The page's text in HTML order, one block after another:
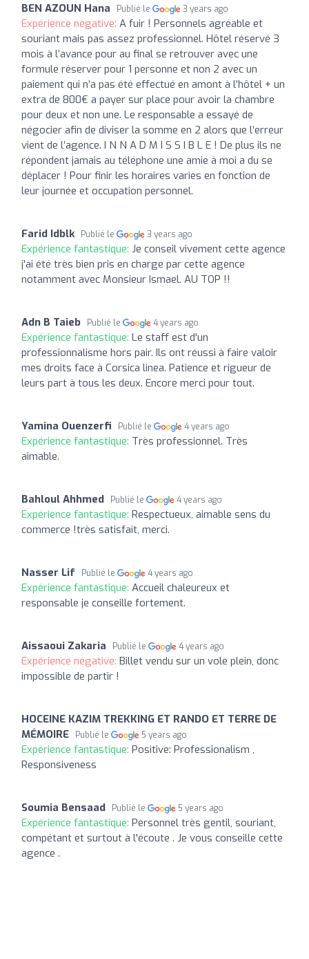
BEN AZOUN Hana Publié le 3 years ago
Expérience négative: A fuir ! Personnels agréable et
souriant mais pas assez professionnel. Hôtel réservé 3
mois à l’avance pour au final se retrouver avec une
formule réserver pour 1 personne et non 2 avec un
paiement qui n’a pas été effectué en amont à l’hôtel + un
extra de 800€ a payer sur place pour avoir la chambre
pour deux et non une. Le responsable a essayé de
négocier afin de diviser la somme en 2 alors que l’erreur
vient de l’agence. I N N A D M I S S I B L E ! De plus ils ne
répondent jamais au téléphone une amie à moi a du se
déplacer ! Pour finir les horaires varies en fonction de
leur journée et occupation personnel.
Farid Idblk Publié le 3 years ago
Expérience fantastique: Je conseil vivement cette agence
j'ai été très bien pris en charge par cette agence
notamment avec Monsieur Ismael. AU TOP !!
Adn B Taieb Publié le 4 years ago
Expérience fantastique: Le staff est d'un
professionnalisme hors pair. Ils ont réussi à faire valoir
mes droits face à Corsica linea. Patience et rigueur de
leurs part à tous les deux. Encore merci pour tout.
Yamina Ouenzerfi Publié le 4 years ago
Expérience fantastique: Très professionnel. Très
aimable.
Bahloul Ahhmed Publié le 4 years ago
Expérience fantastique: Respectueux, aimable sens du
commerce !très satisfait, merci.
Nasser Lif Publié le 4 years ago
Expérience fantastique: Accueil chaleureux et
responsable je conseille fortement.
Aissaoui Zakaria Publié le 4 years ago
Expérience négative: Billet vendu sur un vole plein, donc
impossible de partir !
HOCEINE KAZIM TREKKING ET RANDO ET TERRE DE
MÉMOIRE
Publié le 5 years ago
Expérience fantastique: Positive: Professionalism ,
Responsiveness
Soumia Bensaad Publié le 5 years ago
Expérience fantastique: Personnel très gentil, souriant,
compétant et surtout à l'écoute . Je vous conseille cette
agence .